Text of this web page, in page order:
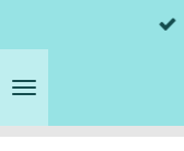
direct
naar